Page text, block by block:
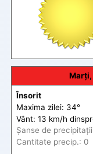
Marți,
Însorit
Maxima zilei: 34°
Vânt: 13 km/h din
Șanse de precipitații
Cantitate precip.: 0